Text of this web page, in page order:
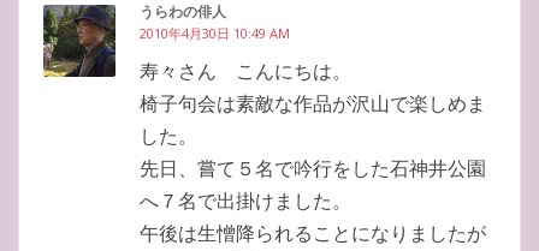
うらわの俳人
2010年4月30日 10:49 AM
寿々さん こんにちは。
椅子句会は素敵な作品が沢山で楽しめま
した。
先日、嘗て５名で吟行をした石神井公園
へ７名で出掛けました。
午後は生憎降られることになりましたが